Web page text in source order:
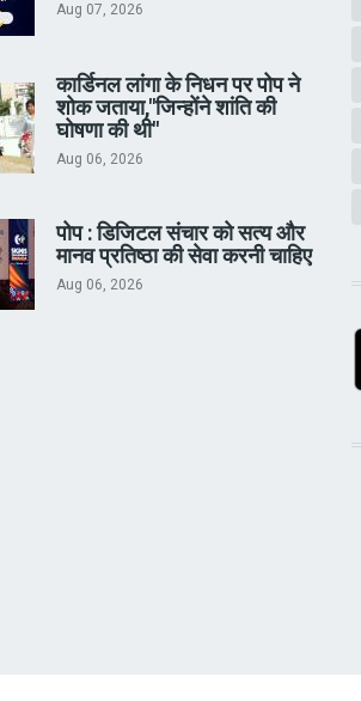
Aug 07, 2026
कार्डिनल लांगा के निधन पर पोप ने
शोक जताया,"जिन्होंने शांति की
घोषणा की थी"
Aug 06, 2026
पोप : डिजिटल संचार को सत्य और
मानव प्रतिष्ठा की सेवा करनी चाहिए
Aug 06, 2026